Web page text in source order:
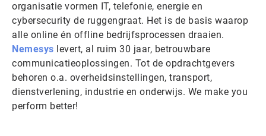
organisatie vormen IT, telefonie, energie en
cybersecurity de ruggengraat. Het is de basis waarop
alle online én offline bedrijfsprocessen draaien.
Nemesys levert, al ruim 30 jaar, betrouwbare
communicatieoplossingen. Tot de opdrachtgevers
behoren o.a. overheidsinstellingen, transport,
dienstverlening, industrie en onderwijs. We make you
perform better!